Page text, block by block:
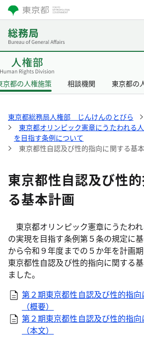
京都の人権施策 相談機関 東京都の
東京都総務局人権部 じんけんのとびら
東京都オリンピック憲章にうたわれる
を目指す条例について
東京都性自認及び性的指向に関する基
東京都性自認及び性
る基本計画
東京都オリンピック憲章にうたわ
の実現を目指す条例第５条の規定に
から令和９年度までの５か年を計画
東京都性自認及び性的指向に関する
ました。
第２期東京都性自認及び性的指
（概要）
第２期東京都性自認及び性的指
（本文）